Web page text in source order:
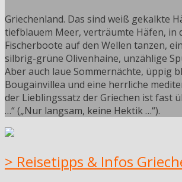
Griechenland. Das sind weiß gekalkte
tiefblauem Meer, verträumte Häfen, in
Fischerboote auf den Wellen tanzen,
silbrig-grüne Olivenhaine, unzählige
Aber auch laue Sommernächte, üppig
Bougainvillea und eine herrliche
der Lieblingssatz der Griechen ist fast
…“ („Nur langsam, keine Hektik …“).
> Reisetipps & Infos